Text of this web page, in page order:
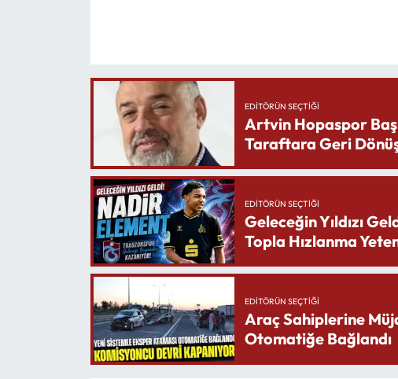
EDITÖRÜN SEÇTIĞI
Artvin Hopaspor
Taraftara Geri
EDITÖRÜN SEÇTIĞI
Geleceğin Yıldızı
Topla Hızlanma
EDITÖRÜN SEÇTIĞI
Araç Sahiplerine
Otomatiğe Bağlandı